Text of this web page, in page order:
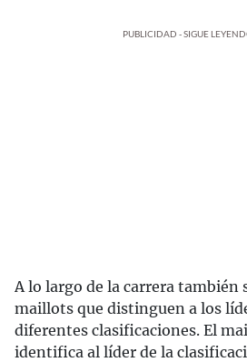
PUBLICIDAD - SIGUE
A lo largo de la carrera también
maillots que distinguen a los
diferentes clasificaciones. El
identifica al líder de la